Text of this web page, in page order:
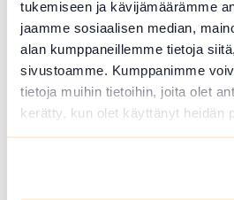
tukemiseen ja kävijämäärämme
jaamme sosiaalisen median,
alan kumppaneillemme tietoja
sivustoamme. Kumppanimme
tietoja muihin tietoihin, joita olet
kerätty, kun olet käyttänyt heidän
rukous. Kestjo 30 min. ja…
Lue lisää tapahtumasta